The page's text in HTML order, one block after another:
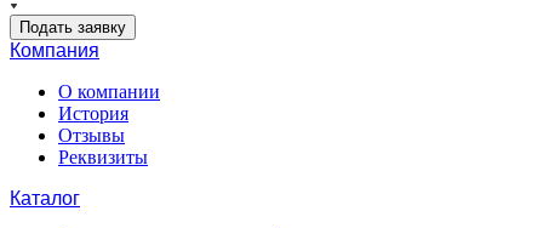
Подать заявку
Компания
О компании
История
Отзывы
Реквизиты
Каталог